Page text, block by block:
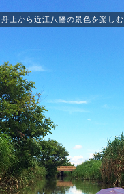
舟上から近江八幡の景色を楽しむ